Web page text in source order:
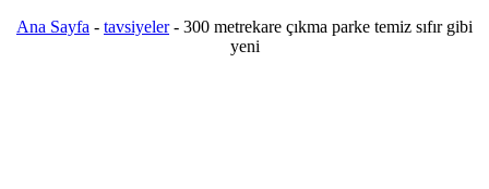
Ana Sayfa - tavsiyeler- 300 metrekare çıkma parke temiz sıfır gibi
yeni